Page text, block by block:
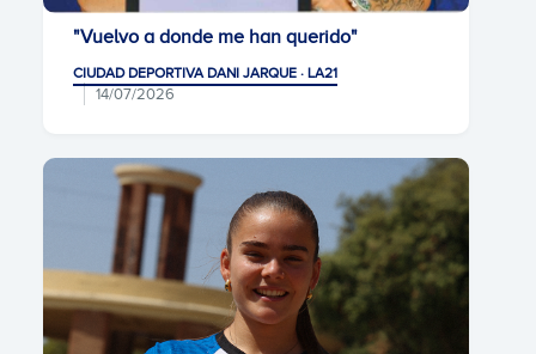
"Vuelvo a donde me han querido"
CIUDAD DEPORTIVA DANI JARQUE · LA21
14/07/2026